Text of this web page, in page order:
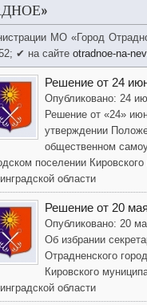
МО «Город
✔ на сайте otradnoe-na-
Решение от 24
Опубликовано: 24
Решение от «24»
утверждении
общественном
поселении
области
Решение от 20
Опубликовано: 20
Об избрании
Отрадненского
Кировского
области